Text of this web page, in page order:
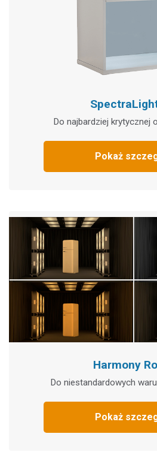
Do najbardziej krytycznej
Pokaż
Harmony
Do niestandardowych
Pokaż